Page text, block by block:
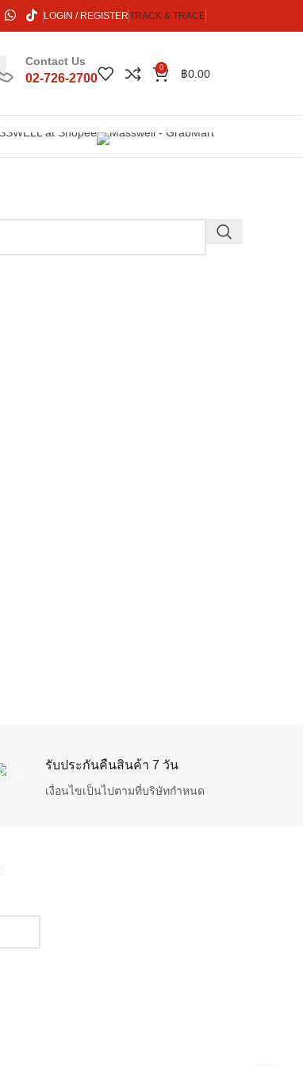
LOGIN / REGISTERTRACK & TRACE
Contact Us
02-726-2700
0 ฿0.00
รับประกันคืนสินค้า 7 วัน
เงื่อนไขเป็นไปตามที่บริษัทกำหนด